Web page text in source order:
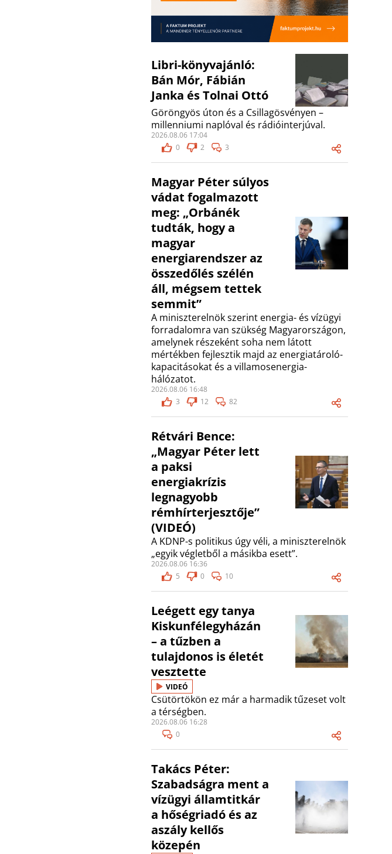
Libri-könyvajánló:
Bán Mór, Fábián
Janka és Tolnai Ottó
Göröngyös úton és a Csillagösvényen –
millenniumi naplóval és rádióinterjúval.
2026.08.06 17:04
0
2 3
Magyar Péter súlyos
vádat fogalmazott
meg: „Orbánék
tudták, hogy a
magyar
energiarendszer az
összedőlés szélén
áll, mégsem tettek
semmit”
A miniszterelnök szerint energia- és vízügyi
forradalomra van szükség Magyarországon,
amelynek részeként soha nem látott
mértékben fejlesztik majd az energiatároló-
kapacitásokat és a villamosenergia-
hálózatot.
2026.08.06 16:48
3
12 82
Rétvári Bence:
„Magyar Péter lett
a paksi
energiakrízis
legnagyobb
rémhírterjesztője”
(VIDEÓ)
A KDNP-s politikus úgy véli, a miniszterelnök
„egyik végletből a másikba esett”.
2026.08.06 16:36
5
0 10
Leégett egy tanya
Kiskunfélegyházán
– a tűzben a
tulajdonos is életét
vesztette
VIDEÓ
Csütörtökön ez már a harmadik tűzeset volt
a térségben.
2026.08.06 16:28
0
Takács Péter:
Szabadságra ment a
vízügyi államtitkár
a hőségriadó és az
aszály kellős
közepén